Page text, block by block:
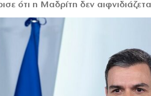
ότι η Μαδρίτη δεν